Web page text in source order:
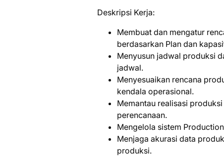
Deskripsi Kerja:
Membuat dan mengatur
berdasarkan Plan dan
Menyusun jadwal produksi
jadwal.
Menyesuaikan rencana
kendala operasional.
Memantau realisasi
perencanaan.
Mengelola sistem
Menjaga akurasi data
produksi.